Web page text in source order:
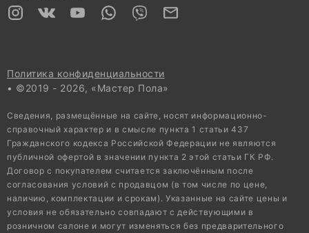
Политика конфиденциальности
• ©2019 - 2026, «Мастер Пола»
Сведения, размещённые на сайте, носят информационно-
справочный характер и в смысле пункта 1 статьи 437
Гражданского кодекса Российской Федерации не являются
публичной офертой в значении пункта 2 этой статьи ГК РФ.
Договор с покупателем считается заключённым после
согласования условий с продавцом (в том числе по цене,
наличию, комплектации и срокам). Указанные на сайте цены и
условия не обязательно совпадают с действующими в
розничном салоне и могут изменяться без предварительного